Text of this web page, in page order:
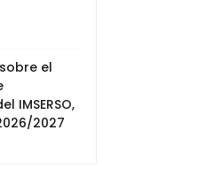
el
IMSERSO,
2027